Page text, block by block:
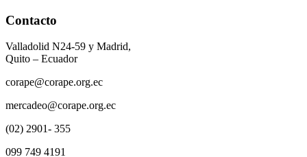
Contacto
Valladolid N24-59 y Madrid,
Quito – Ecuador
corape@corape.org.ec
mercadeo@corape.org.ec
(02) 2901- 355
099 749 4191